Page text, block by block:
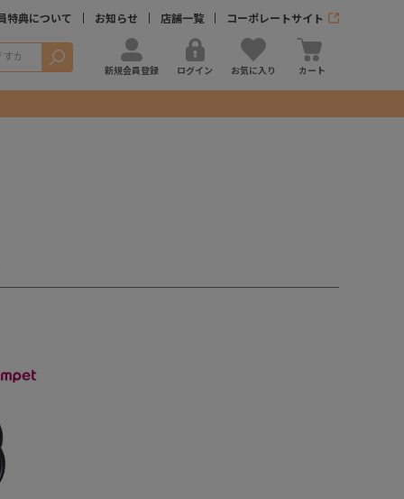
特典について お知らせ 店舗一覧 コーポレートサイト
検索
新規会員登録 ログイン お気に入り カート